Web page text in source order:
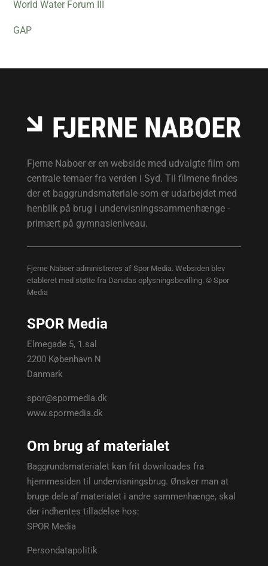
World Water Forum III
GAP
Fjerne Naboer er en webside med udvalgte film om
centrale temaer fra verden i Syd. Til filmene findes
der et baggrundsmateriale som er udarbejdet med
henblik på brug i undervisningssammenhænge -
primært på gymnasieniveau.
Fjerne Naboer administreres af Spor Media. Websiden blev
etableret med støtte fra Danidas oplysningsbevilling. © Spor
Media
SPOR Media
Elmegade 5, 1.sal
2200 København N
Danmark
spor@spormedia.dk
www.spormedia.dk
Om brug af materialet
Baggrundsmaterialet kan frit downloades fra
hjemmesiden til undervisningsbrug. Ønsker man at
bruge dele af materialet i andre sammenhænge, skal
der indhentes tilladelse hos:
SPOR Media
Persondatapolitik